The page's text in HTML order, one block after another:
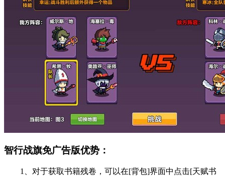
智行战旗免广告版优势：
1、对于获取书籍残卷，可以在[背包]界面中点击[天赋书